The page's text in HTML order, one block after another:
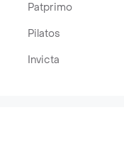
Patprimo
Pilatos
Invicta